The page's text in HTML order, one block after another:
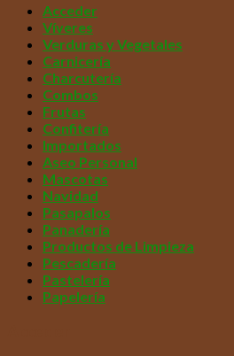
Acceder
Víveres
Verduras y Vegetales
Carnicería
Charcutería
Combos
Frutas
Confitería
Importados
Aseo Personal
Mascotas
Navidad
Pasapalos
Panadería
Productos de Limpieza
Pescadería
Pastelería
Papelería